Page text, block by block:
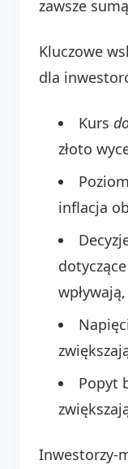
zawsze
Kluczowe
dla
Kurs
złoto
inflacja
wpływają,
Popyt
Inwestorzy-